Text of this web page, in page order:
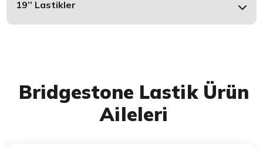
19’’ Lastikler
Bridgestone Lastik Ürün
Aileleri